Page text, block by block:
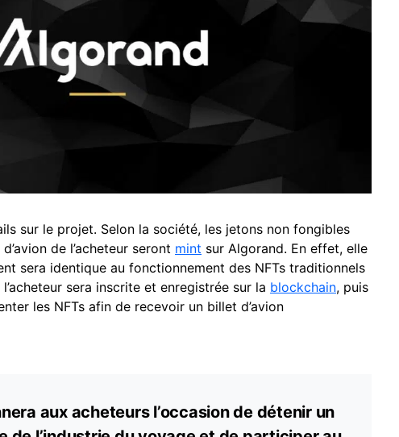
sur le projet. Selon la société, les jetons non fongibles
de l’acheteur seront mint sur Algorand. En effet, elle
sera identique au fonctionnement des NFTs traditionnels
sera inscrite et enregistrée sur la blockchain, puis
les NFTs afin de recevoir un billet d’avion
aux acheteurs l’occasion de détenir un